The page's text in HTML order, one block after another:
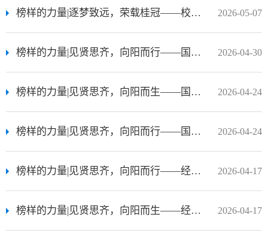
榜样的力量|逐梦致远，荣载桂冠——校长奖学金获得者风采展（一） 2026-05-07
榜样的力量|见贤思齐，向阳而行——国家奖学金获得者风采展（五） 2026-04-30
榜样的力量|见贤思齐，向阳而生——国家奖学金获得者风采展（四） 2026-04-24
榜样的力量|见贤思齐，向阳而行——国家奖学金获得者风采展（三） 2026-04-24
榜样的力量|见贤思齐，向阳而行——经管学院国家奖学金获得者风采展（二） 2026-04-17
榜样的力量|见贤思齐，向阳而生——经管学院国家奖学金获得者风采展（一） 2026-04-17